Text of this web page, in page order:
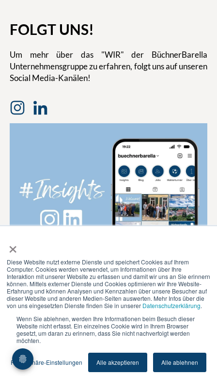
×
Diese Website nutzt externe Dienste und speichert Cookies auf Ihrem
Computer. Cookies werden verwendet, um Informationen über Ihre
Interaktion mit unserer Website zu erfassen und damit wir uns an Sie erinnern
können. Mittels externer Dienste und Cookies optimieren wir Ihre Website-
Erfahrung und können Analysen und Kennzahlen über unsere Besucher auf
dieser Website und anderen Medien-Seiten auswerten. Mehr Infos über die
von uns eingesetzten Dienste finden Sie in unserer Datenschutzerklärung.
Wenn Sie ablehnen, werden Ihre Informationen beim Besuch dieser
Website nicht erfasst. Ein einzelnes Cookie wird in Ihrem Browser
gesetzt, um daran zu erinnern, dass Sie nicht nachverfolgt werden
möchten.
Privatsphäre-Einstellungen Alle akzeptieren Alle ablehnen
FOLGT UNS!
Um mehr über das "WIR" der BüchnerBarella
Unternehmensgruppe zu erfahren, folgt uns auf unseren
Social Media-Kanälen!
© 2026 BüchnerBarella
Impressum|Datenschutz|Datenschutz-